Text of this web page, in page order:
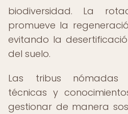
biodiversidad. La
promueve la
evitando la
del suelo.
Las tribus nómadas
técnicas y
gestionar de manera